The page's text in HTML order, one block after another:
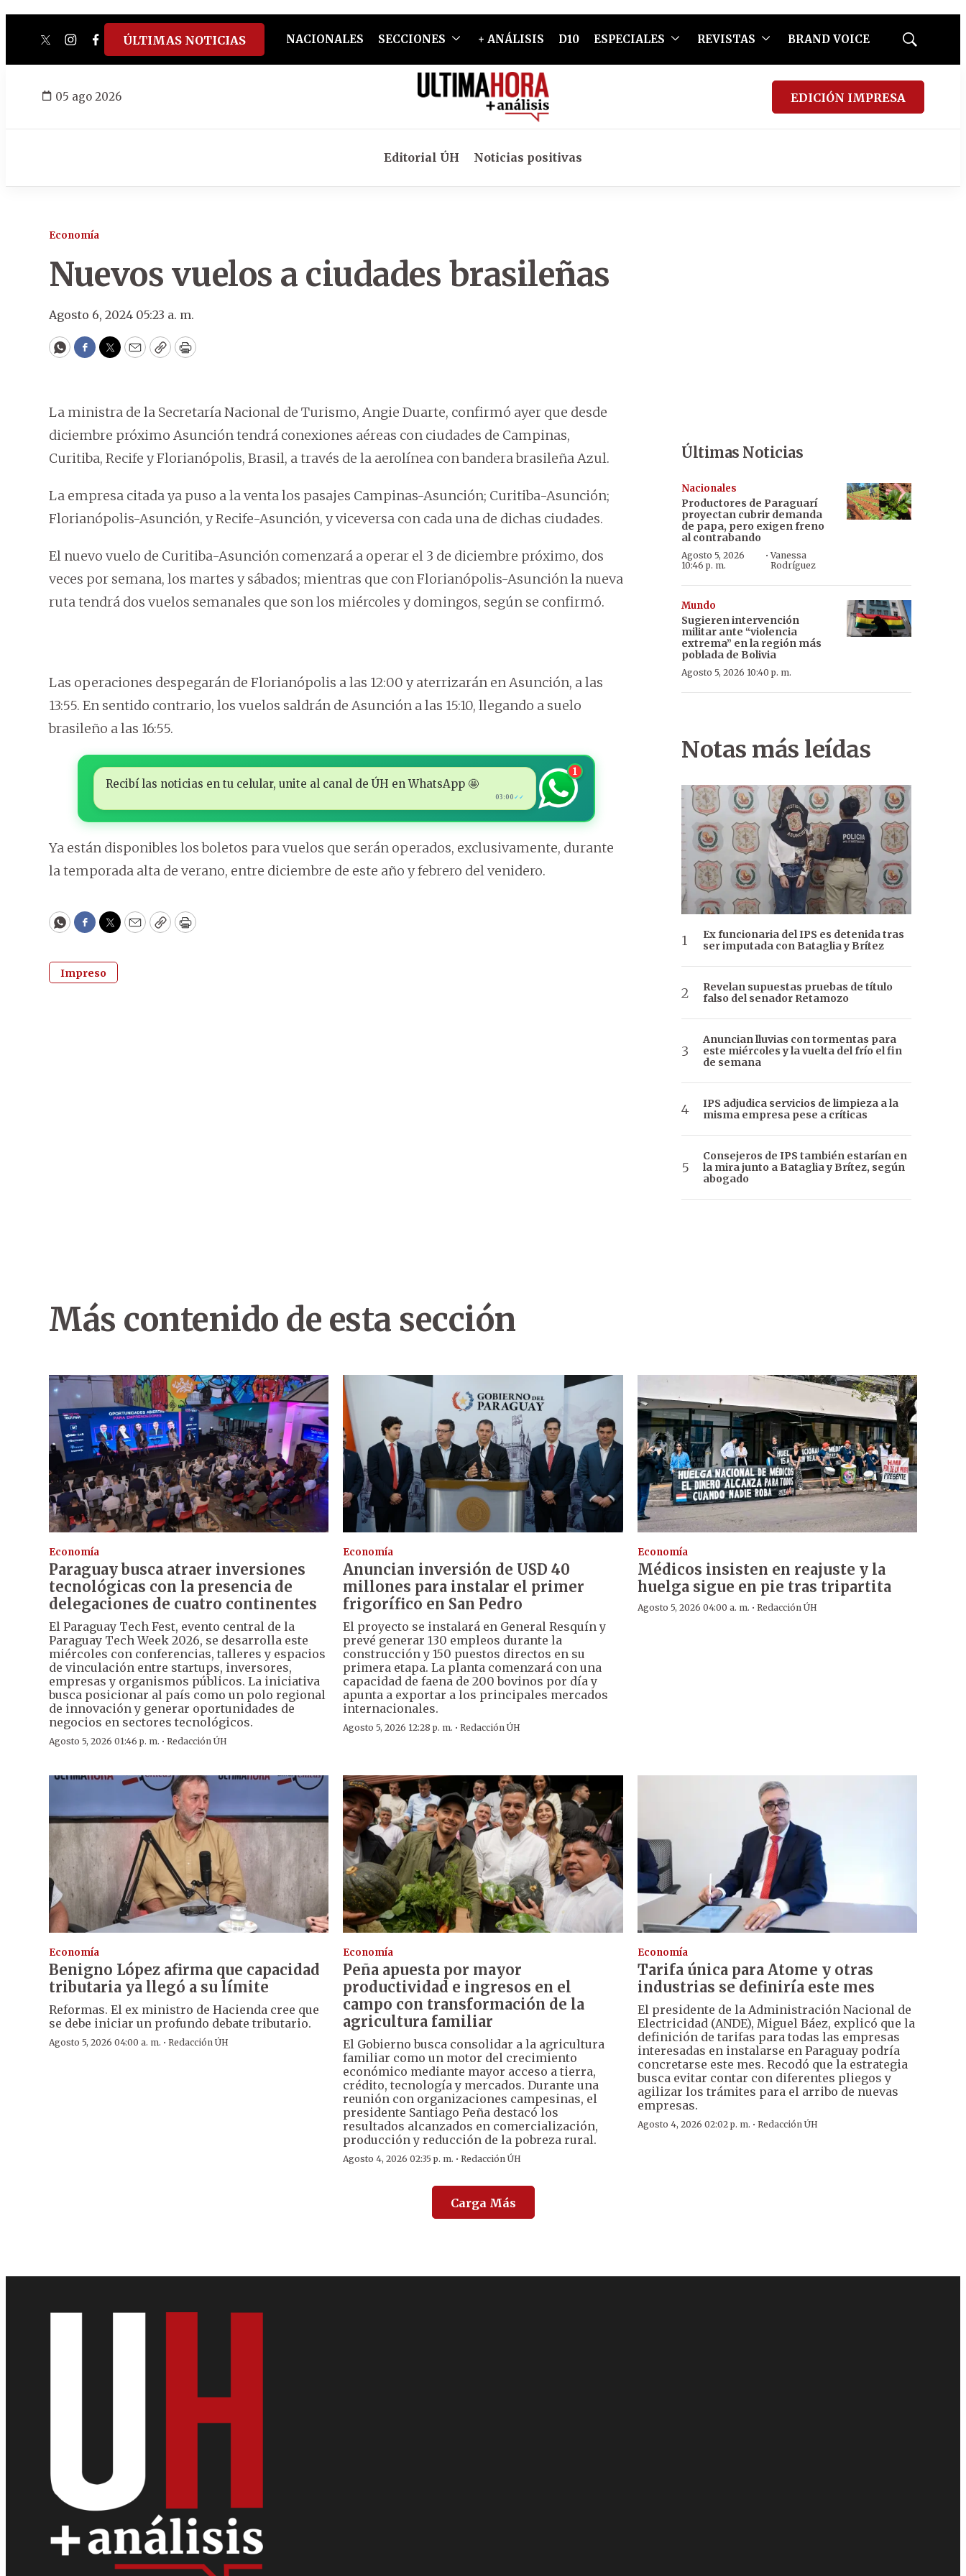
twitterinstagram
facebook
tiktokyoutube
spotify
ÚLTIMAS NOTICIAS NACIONALES SECCIONES + ANÁLISIS D10 ESPECIALES REVISTAS BRAND VOICE
Mostrar
05 ago 2026 EDICIÓN IMPRESA
Editorial ÚH Noticias positivas
Economía
Nuevos vuelos a ciudades brasileñas
Agosto 6, 2024 05:23 a. m.
WhatsApp
Facebook
Twitter
EmailCopyPrint
La ministra de la Secretaría Nacional de Turismo, Angie Duarte, confirmó ayer que desde
diciembre próximo Asunción tendrá conexiones aéreas con ciudades de Campinas,
Curitiba, Recife y Florianópolis, Brasil, a través de la aerolínea con bandera brasileña Azul.
La empresa citada ya puso a la venta los pasajes Campinas-Asunción; Curitiba-Asunción;
Florianópolis-Asunción, y Recife-Asunción, y viceversa con cada una de dichas ciudades.
El nuevo vuelo de Curitiba-Asunción comenzará a operar el 3 de diciembre próximo, dos
veces por semana, los martes y sábados; mientras que con Florianópolis-Asunción la nueva
ruta tendrá dos vuelos semanales que son los miércoles y domingos, según se confirmó.
Las operaciones despegarán de Florianópolis a las 12:00 y aterrizarán en Asunción, a las
13:55. En sentido contrario, los vuelos saldrán de Asunción a las 15:10, llegando a suelo
brasileño a las 16:55.
Recibí las noticias en tu celular, unite al canal de ÚH en WhatsApp 🤩
03:00 ✓✓
1
Ya están disponibles los boletos para vuelos que serán operados, exclusivamente, durante
la temporada alta de verano, entre diciembre de este año y febrero del venidero.
WhatsApp
Facebook
Twitter
EmailCopyPrint
Impreso
Últimas Noticias
Nacionales
Productores de Paraguarí
proyectan cubrir demanda
de papa, pero exigen freno
al contrabando
Agosto 5, 2026
10:46 p. m.
·Vanessa
Rodríguez
Mundo
Sugieren intervención
militar ante “violencia
extrema” en la región más
poblada de Bolivia
Agosto 5, 2026 10:40 p. m.
Notas más leídas
Ex funcionaria del IPS es detenida tras
ser imputada con Bataglia y Brítez
Revelan supuestas pruebas de título
falso del senador Retamozo
Anuncian lluvias con tormentas para
este miércoles y la vuelta del frío el fin
de semana
IPS adjudica servicios de limpieza a la
misma empresa pese a críticas
Consejeros de IPS también estarían en
la mira junto a Bataglia y Brítez, según
abogado
Más contenido de esta sección
Economía
Paraguay busca atraer inversiones
tecnológicas con la presencia de
delegaciones de cuatro continentes
El Paraguay Tech Fest, evento central de la
Paraguay Tech Week 2026, se desarrolla este
miércoles con conferencias, talleres y espacios
de vinculación entre startups, inversores,
empresas y organismos públicos. La iniciativa
busca posicionar al país como un polo regional
de innovación y generar oportunidades de
negocios en sectores tecnológicos.
Agosto 5, 2026 01:46 p. m. · Redacción ÚH
Economía
Anuncian inversión de USD 40
millones para instalar el primer
frigorífico en San Pedro
El proyecto se instalará en General Resquín y
prevé generar 130 empleos durante la
construcción y 150 puestos directos en su
primera etapa. La planta comenzará con una
capacidad de faena de 200 bovinos por día y
apunta a exportar a los principales mercados
internacionales.
Agosto 5, 2026 12:28 p. m. ·Redacción ÚH
Economía
Médicos insisten en reajuste y la
huelga sigue en pie tras tripartita
Agosto 5, 2026 04:00 a. m. · Redacción ÚH
Economía
Benigno López afirma que capacidad
tributaria ya llegó a su límite
Reformas. El ex ministro de Hacienda cree que
se debe iniciar un profundo debate tributario.
Agosto 5, 2026 04:00 a. m. · Redacción ÚH
Economía
Peña apuesta por mayor
productividad e ingresos en el
campo con transformación de la
agricultura familiar
El Gobierno busca consolidar a la agricultura
familiar como un motor del crecimiento
económico mediante mayor acceso a tierra,
crédito, tecnología y mercados. Durante una
reunión con organizaciones campesinas, el
presidente Santiago Peña destacó los
resultados alcanzados en comercialización,
producción y reducción de la pobreza rural.
Agosto 4, 2026 02:35 p. m. ·Redacción ÚH
Economía
Tarifa única para Atome y otras
industrias se definiría este mes
El presidente de la Administración Nacional de
Electricidad (ANDE), Miguel Báez, explicó que la
definición de tarifas para todas las empresas
interesadas en instalarse en Paraguay podría
concretarse este mes. Recodó que la estrategia
busca evitar contar con diferentes pliegos y
agilizar los trámites para el arribo de nuevas
empresas.
Agosto 4, 2026 02:02 p. m. · Redacción ÚH
Carga Más